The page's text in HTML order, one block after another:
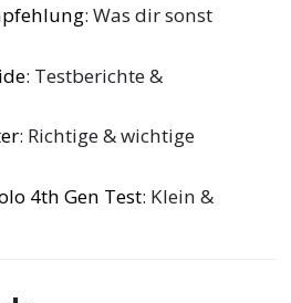
: Was dir sonst
: Testberichte &
: Richtige & wichtige
4th Gen Test: Klein &